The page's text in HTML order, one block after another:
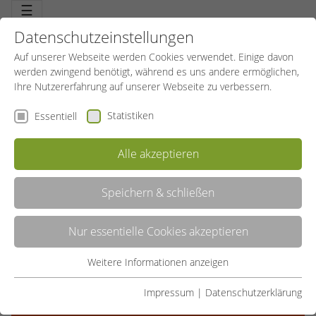
☰
SCHWIMMKURS FÜR
FORTGESCHRITTENE - BRONZEKURS
AUF DEM WEG ZUM SICHEREN SCHWIMMEN
(VORAUSSETZUNG: SEEPFERDCHEN/
NIVEAUSTUFE 3)
Angebot teilen:
Datenschutzeinstellungen
Auf unserer Webseite werden Cookies verwendet. Einige davon
werden zwingend benötigt, während es uns andere ermöglichen,
Ihre Nutzererfahrung auf unserer Webseite zu verbessern.
Essentiell Statistiken
Alle akzeptieren
Speichern & schließen
Nur essentielle Cookies akzeptieren
Essentielle Cookies werden für grundlegende Funktionen der
Weitere Informationen anzeigen
Impressum | Datenschutzerklärung